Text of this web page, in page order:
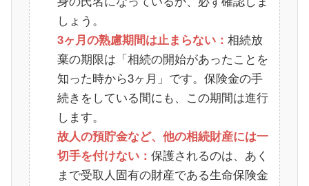
しょう。
3ヶ月の熟慮期間は止まらない： 相続放
棄の期限は「相続の開始があったことを
知った時から3ヶ月」です。保険金の手
続きをしている間にも、この期間は進行
します。
故人の預貯金など、他の相続財産には一
切手を付けない： 保護されるのは、あく
まで受取人固有の財産である生命保険金